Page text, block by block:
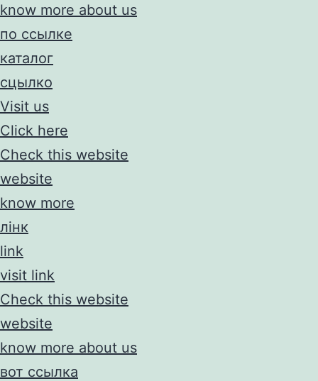
know more about us
по ссылке
каталог
сцылко
Visit us
Click here
Check this website
website
know more
лінк
link
visit link
Check this website
website
know more about us
вот ссылка